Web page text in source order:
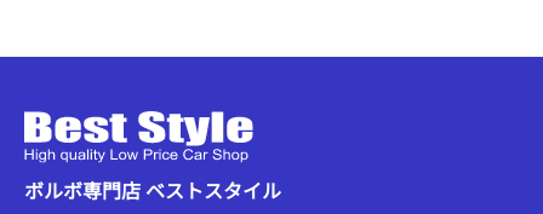
ボルボ専門店 ベストスタイル